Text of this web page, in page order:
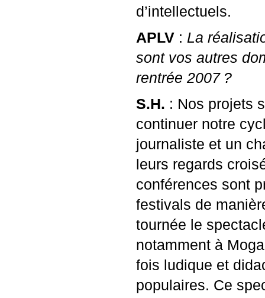
d’intellectuels.
APLV : La
sont vos autres
rentrée 2007 ?
S.H. : Nos projets
continuer notre
journaliste et un
leurs regards
conférences sont
festivals de
tournée le
notamment à
fois ludique et
populaires. Ce